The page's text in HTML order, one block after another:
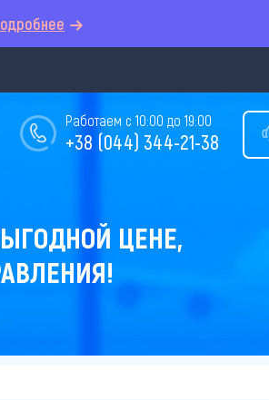
Работаем с 10:00 до 19:00
+38 (044) 344-21-38
ЦЕНЕ,